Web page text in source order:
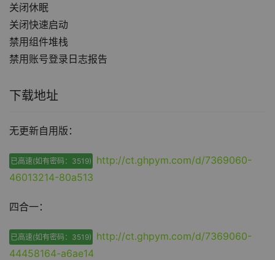
关闭休眠
关闭快速启动
禁用组件堆栈
禁用账号登录日志报告
下载地址
无更新自用版：
已高速(如有密码：3519)
http://ct.ghpym.com/d/7369060-
46013214-80a513
四合一：
已高速(如有密码：3519)
http://ct.ghpym.com/d/7369060-
44458164-a6ae14